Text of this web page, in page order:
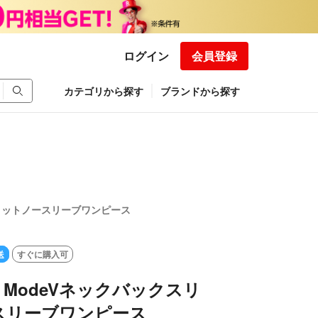
ログイン 会員登録
カテゴリから探す ブランドから探す
トノースリーブワンピース
すぐに購入可
ネックバックスリ
ーブワンピース